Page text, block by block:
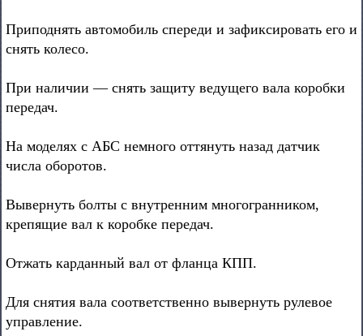
Приподнять автомобиль спереди и зафиксировать его и
снять колесо.
При наличии — снять защиту ведущего вала коробки
передач.
На моделях с АБС немного оттянуть назад датчик
числа оборотов.
Вывернуть болты с внутренним многогранником,
крепящие вал к коробке передач.
Отжать карданный вал от фланца КПП.
Для снятия вала соответственно вывернуть рулевое
управление.